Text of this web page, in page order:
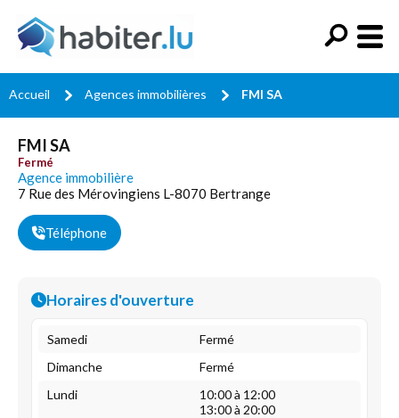
Accueil Agences immobilières FMI SA
FMI SA
Fermé
Agence immobilière
7 Rue des Mérovingiens L-8070 Bertrange
Téléphone
Horaires d'ouverture
Samedi
Fermé
Dimanche
Fermé
Lundi
10:00 à 12:00
13:00 à 20:00